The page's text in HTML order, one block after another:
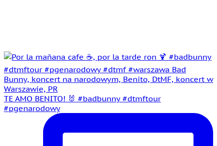
TE AMO BENITO! 🐰 #badbunny #dtmftour
#pgenarodowy